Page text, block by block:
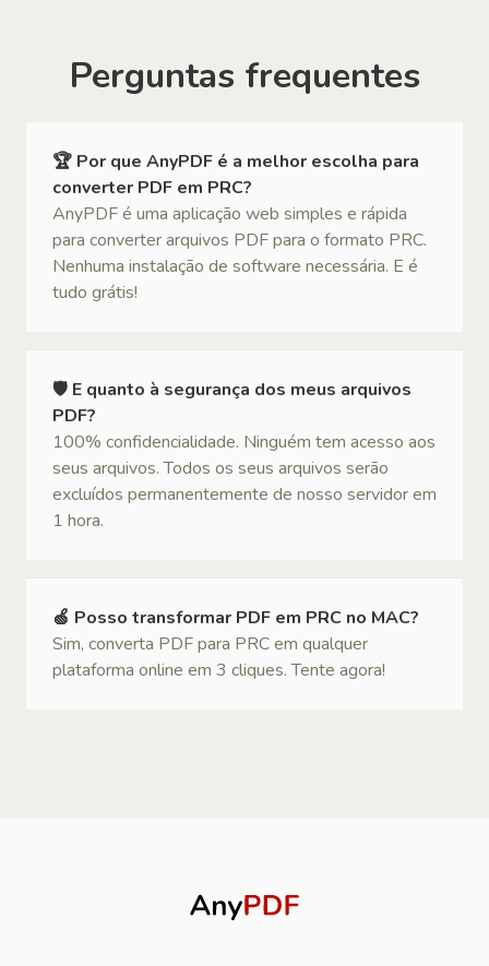
Perguntas frequentes
🏆 Por que AnyPDF é a melhor escolha para
converter PDF em PRC?
AnyPDF é uma aplicação web simples e rápida
para converter arquivos PDF para o formato PRC.
Nenhuma instalação de software necessária. E é
tudo grátis!
🛡 E quanto à segurança dos meus arquivos
PDF?
100% confidencialidade. Ninguém tem acesso aos
seus arquivos. Todos os seus arquivos serão
excluídos permanentemente de nosso servidor em
1 hora.
🍏 Posso transformar PDF em PRC no MAC?
Sim, converta PDF para PRC em qualquer
plataforma online em 3 cliques. Tente agora!